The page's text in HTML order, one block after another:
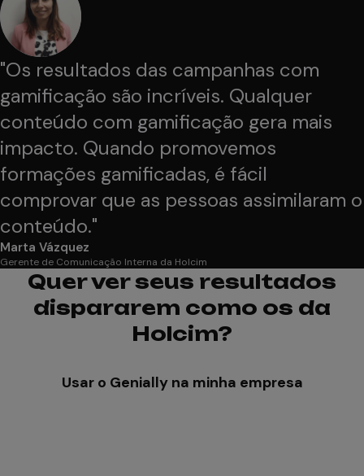
"Os resultados das campanhas com
gamificação são incríveis. Qualquer
conteúdo com gamificação gera mais
impacto. Quando promovemos
formações gamificadas, é fácil
comprovar que as pessoas assimilaram o
conteúdo."
Marta Vázquez
Gerente de Comunicação Interna da Holcim
Quer ver seus resultados
dispararem como os da
Holcim?
Usar o Genially na minha empresa